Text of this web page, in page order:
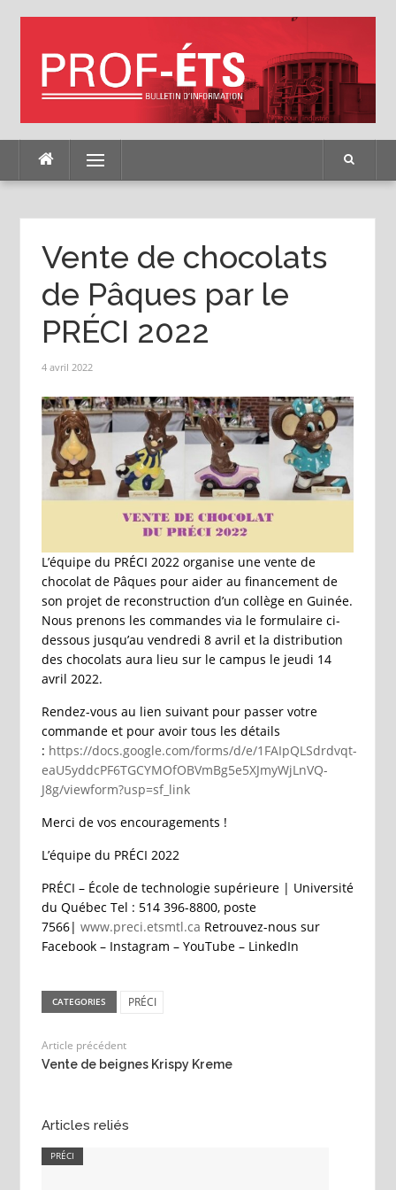
Menu
Vente de chocolats
de Pâques par le
PRÉCI 2022
4 avril 2022
L’équipe du PRÉCI 2022 organise une vente de
chocolat de Pâques pour aider au financement de
son projet de reconstruction d’un collège en Guinée.
Nous prenons les commandes via le formulaire ci-
dessous jusqu’au vendredi 8 avril et la distribution
des chocolats aura lieu sur le campus le jeudi 14
avril 2022.
Rendez-vous au lien suivant pour passer votre
commande et pour avoir tous les détails
: https://docs.google.com/forms/d/e/1FAIpQLSdrdvqt-
eaU5yddcPF6TGCYMOfOBVmBg5e5XJmyWjLnVQ-
J8g/viewform?usp=sf_link
Merci de vos encouragements !
L’équipe du PRÉCI 2022
PRÉCI – École de technologie supérieure | Université
du Québec Tel : 514 396-8800, poste
7566| www.preci.etsmtl.ca Retrouvez-nous sur
Facebook – Instagram – YouTube – LinkedIn
CATEGORIES PRÉCI
Article précédent
Vente de beignes Krispy Kreme
Articles reliés
PRÉCI